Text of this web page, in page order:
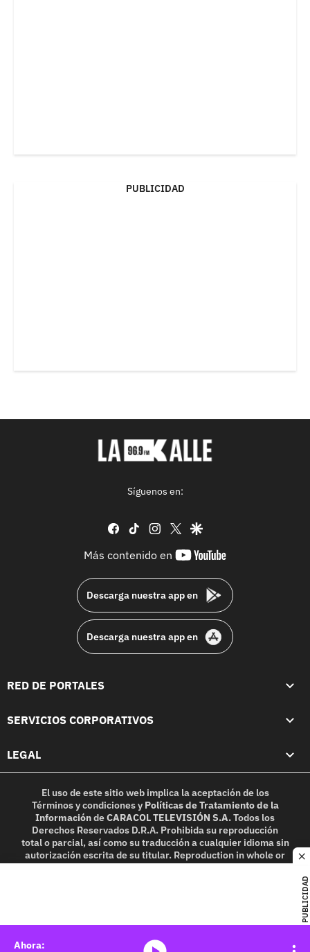
PUBLICIDAD
PUBLICIDAD
Síguenos en:
facebook
tiktok instagram
twittergoogle
Más contenido en
youtube-
Descarga nuestra app en
Descarga nuestra app en
RED DE PORTALES
SERVICIOS CORPORATIVOS
LEGAL
El uso de este sitio web implica la aceptación de los
Términos y condicionesy Políticas de Tratamiento de la
InformacióndeCARACOL TELEVISIÓN S.A.Todos los
Derechos Reservados D.R.A. Prohibida su reproducción
total o parcial, así como su traducción a cualquier idioma sin
autorización escrita de su titular. Reproduction in whole or
in part, or translation without written permission is